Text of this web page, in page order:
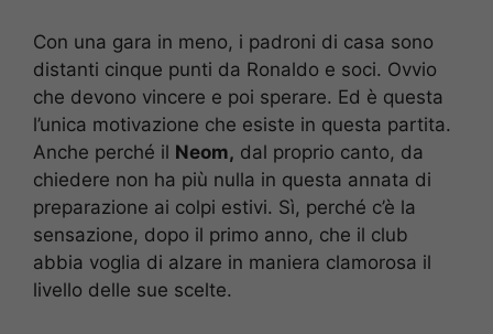
Con una gara in meno, i padroni di casa sono
distanti cinque punti da Ronaldo e soci. Ovvio
che devono vincere e poi sperare. Ed è questa
l’unica motivazione che esiste in questa partita.
Anche perché il Neom, dal proprio canto, da
chiedere non ha più nulla in questa annata di
preparazione ai colpi estivi. Sì, perché c’è la
sensazione, dopo il primo anno, che il club
abbia voglia di alzare in maniera clamorosa il
livello delle sue scelte.